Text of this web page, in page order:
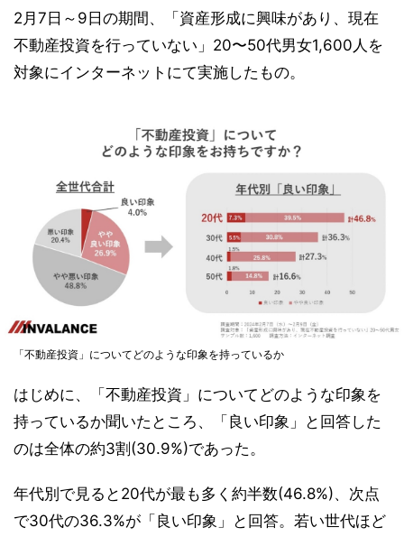
2月7日～9日の期間、「資産形成に興味があり、現在
不動産投資を行っていない」20〜50代男女1,600人を
対象にインターネットにて実施したもの。
「不動産投資」についてどのような印象を持っているか
はじめに、「不動産投資」についてどのような印象を
持っているか聞いたところ、「良い印象」と回答した
のは全体の約3割(30.9%)であった。
年代別で見ると20代が最も多く約半数(46.8%)、次点
で30代の36.3%が「良い印象」と回答。若い世代ほど